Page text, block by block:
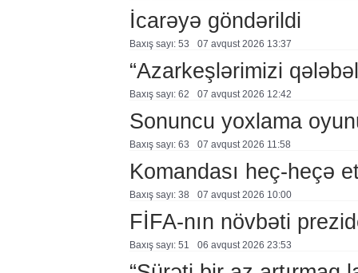
İcarəyə göndərildi
Baxış sayı: 53 07 avqust 2026 13:37
“Azarkeşlərimizi
Baxış sayı: 62 07 avqust 2026 12:42
Sonuncu yoxlama
Baxış sayı: 63 07 avqust 2026 11:58
Komandası heç-heçə
Baxış sayı: 38 07 avqust 2026 10:00
FİFA-nın növbəti
Baxış sayı: 51 06 avqust 2026 23:53